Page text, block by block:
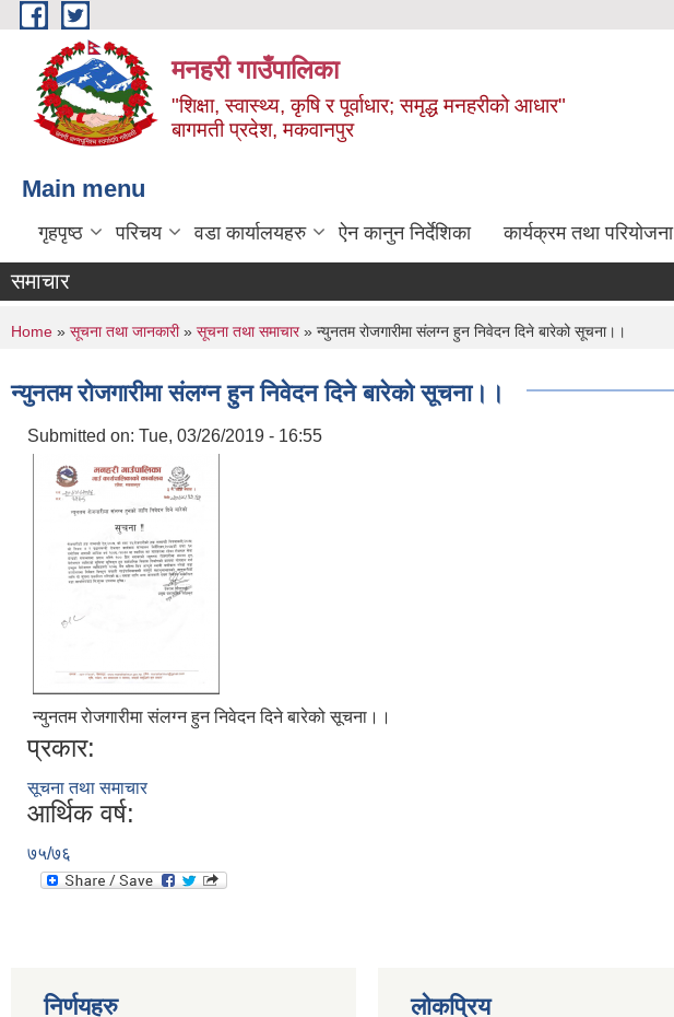
Skip to main content
मनहरी गाउँपालिका
"शिक्षा, स्वास्थ्य, कृषि र पूर्वाधार; समृद्ध मनहरीको आधार"
बागमती प्रदेश, मकवानपुर
Main menu
गृहपृष्ठ परिचय वडा कार्यालयहरु ऐन कानुन निर्देशिका कार्यक्रम तथा परियोजना
समाचार
You are here
Home » सूचना तथा जानकारी» सूचना तथा समाचार» न्युनतम रोजगारीमा संलग्न हुन निवेदन दिने बारेको सूचना।।
न्युनतम रोजगारीमा संलग्न हुन निवेदन दिने बारेको सूचना।।
Submitted on: Tue, 03/26/2019 - 16:55
न्युनतम रोजगारीमा संलग्न हुन निवेदन दिने बारेको सूचना।।
प्रकार:
सूचना तथा समाचार
आर्थिक वर्ष:
७५/७६
निर्णयहरु लोकप्रिय